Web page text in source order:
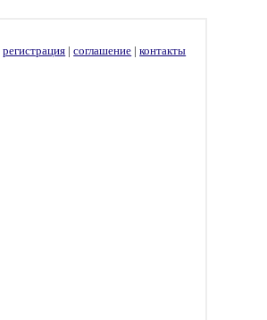
|регистрация |соглашение |контакты